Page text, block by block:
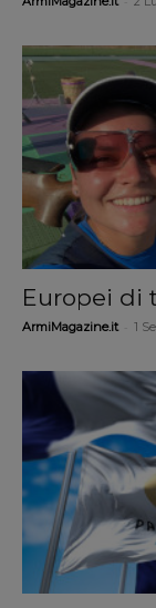
Europei di
ArmiMagazine.it 1